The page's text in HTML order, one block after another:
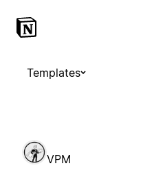
Templates
VPM